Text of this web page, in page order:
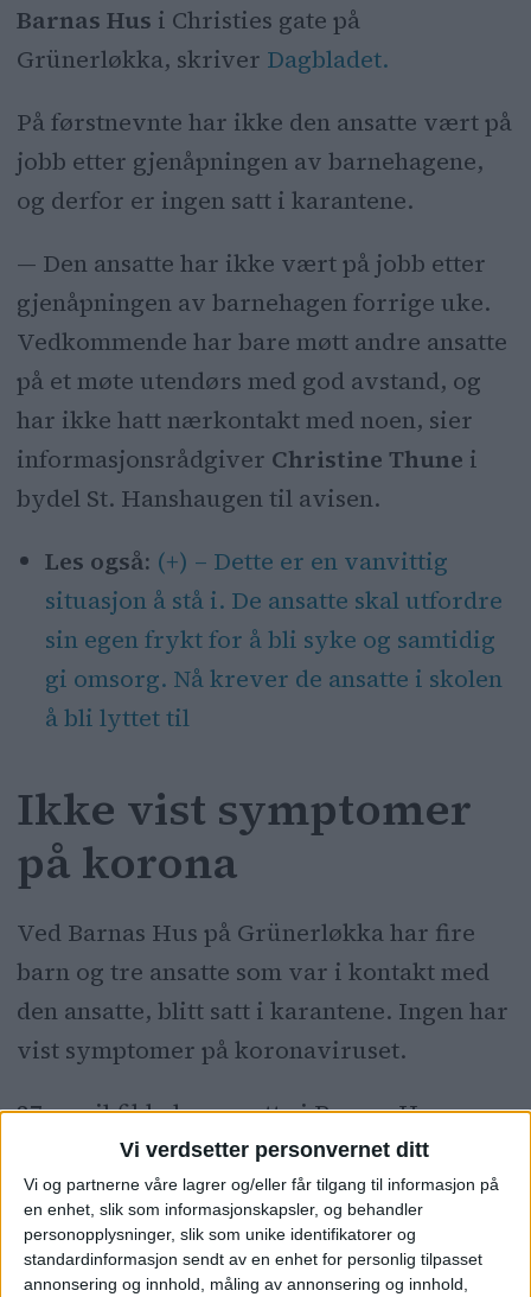
Vi verdsetter personvernet ditt
Vi og partnerne våre lagrer og/eller får tilgang til informasjon på
en enhet, slik som informasjonskapsler, og behandler
personopplysninger, slik som unike identifikatorer og
standardinformasjon sendt av en enhet for personlig tilpasset
annonsering og innhold, måling av annonsering og innhold,
Barnas Hus i Christies gate på
Grünerløkka, skriver Dagbladet.
På førstnevnte har ikke den ansatte vært på
jobb etter gjenåpningen av barnehagene,
og derfor er ingen satt i karantene.
— Den ansatte har ikke vært på jobb etter
gjenåpningen av barnehagen forrige uke.
Vedkommende har bare møtt andre ansatte
på et møte utendørs med god avstand, og
har ikke hatt nærkontakt med noen, sier
informasjonsrådgiver Christine Thune i
bydel St. Hanshaugen til avisen.
Les også: (+) – Dette er en vanvittig
situasjon å stå i. De ansatte skal utfordre
sin egen frykt for å bli syke og samtidig
gi omsorg. Nå krever de ansatte i skolen
å bli lyttet til
Ikke vist symptomer
på korona
Ved Barnas Hus på Grünerløkka har fire
barn og tre ansatte som var i kontakt med
den ansatte, blitt satt i karantene. Ingen har
vist symptomer på koronaviruset.
27. april fikk den ansatte i Barnas Hus
barnehage på Grünerløkka påvist
koronavirus. Det bekrefterBenedicte
Nylund, kommunikasjonsrådgiver ved
bydelen, overfor Dagbladet.